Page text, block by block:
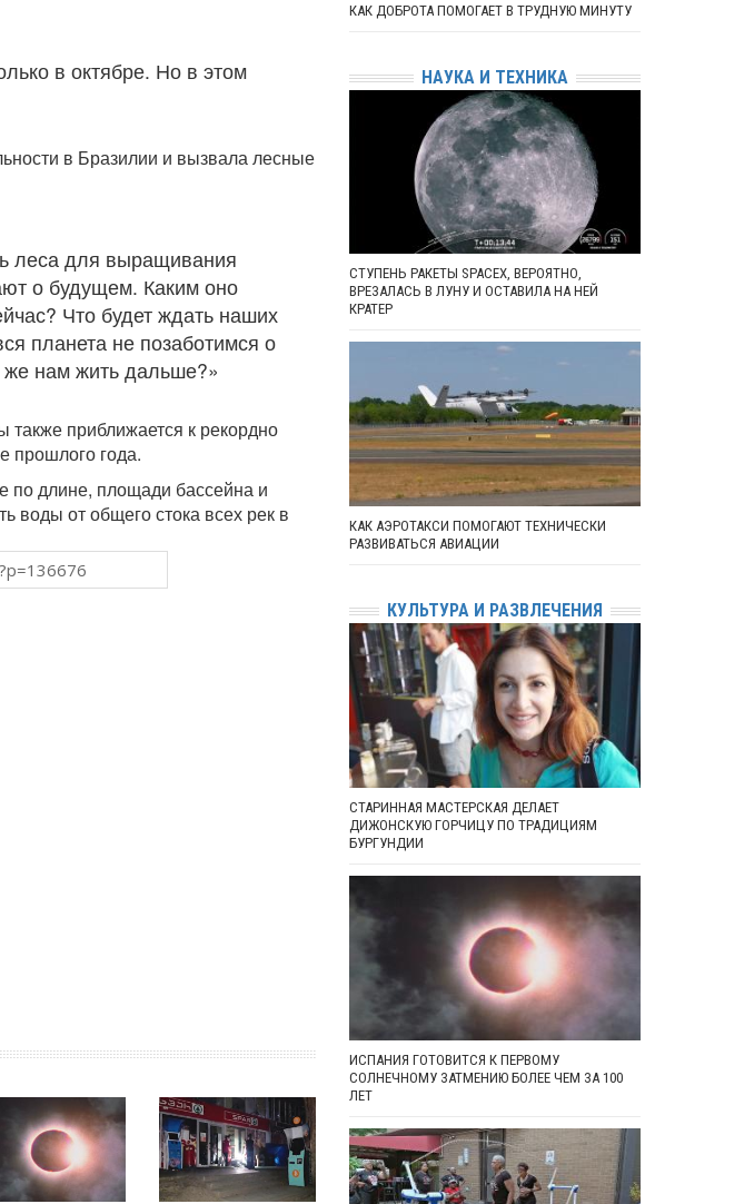
в октябре. Но в этом
в Бразилии и вызвала лесные
леса для выращивания
о будущем. Каким оно
Что будет ждать наших
планета не позаботимся о
нам жить дальше?»
приближается к рекордно
прошлого года.
по длине, площади бассейна и
воды от общего стока всех рек в
КАК ДОБРОТА ПОМОГАЕТ В ТРУДНУЮ МИНУТУ
НАУКА И ТЕХНИКА
СТУПЕНЬ РАКЕТЫ SPACEX, ВЕРОЯТНО,
ВРЕЗАЛАСЬ В ЛУНУ И ОСТАВИЛА НА НЕЙ
КРАТЕР
КАК АЭРОТАКСИ ПОМОГАЮТ ТЕХНИЧЕСКИ
РАЗВИВАТЬСЯ АВИАЦИИ
КУЛЬТУРА И РАЗВЛЕЧЕНИЯ
СТАРИННАЯ МАСТЕРСКАЯ ДЕЛАЕТ
ДИЖОНСКУЮ ГОРЧИЦУ ПО ТРАДИЦИЯМ
БУРГУНДИИ
ИСПАНИЯ ГОТОВИТСЯ К ПЕРВОМУ
СОЛНЕЧНОМУ ЗАТМЕНИЮ БОЛЕЕ ЧЕМ ЗА 100
ЛЕТ